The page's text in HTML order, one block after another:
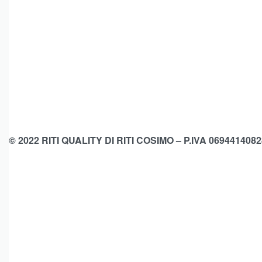
© 2022 RITI QUALITY DI RITI COSIMO – P.IVA